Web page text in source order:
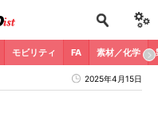
モビリティ FA 素材／化学
2025年4月15日